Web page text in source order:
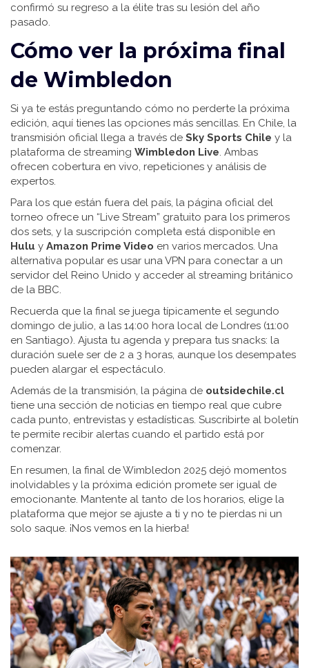
confirmó su regreso a la élite tras su lesión del año
pasado.
Cómo ver la próxima final
de Wimbledon
Si ya te estás preguntando cómo no perderte la próxima
edición, aquí tienes las opciones más sencillas. En Chile, la
transmisión oficial llega a través de Sky Sports Chile y la
plataforma de streaming Wimbledon Live. Ambas
ofrecen cobertura en vivo, repeticiones y análisis de
expertos.
Para los que están fuera del país, la página oficial del
torneo ofrece un “Live Stream” gratuito para los primeros
dos sets, y la suscripción completa está disponible en
Hulu y Amazon Prime Video en varios mercados. Una
alternativa popular es usar una VPN para conectar a un
servidor del Reino Unido y acceder al streaming británico
de la BBC.
Recuerda que la final se juega típicamente el segundo
domingo de julio, a las 14:00 hora local de Londres (11:00
en Santiago). Ajusta tu agenda y prepara tus snacks: la
duración suele ser de 2 a 3 horas, aunque los desempates
pueden alargar el espectáculo.
Además de la transmisión, la página de outsidechile.cl
tiene una sección de noticias en tiempo real que cubre
cada punto, entrevistas y estadísticas. Suscribirte al boletín
te permite recibir alertas cuando el partido está por
comenzar.
En resumen, la final de Wimbledon 2025 dejó momentos
inolvidables y la próxima edición promete ser igual de
emocionante. Mantente al tanto de los horarios, elige la
plataforma que mejor se ajuste a ti y no te pierdas ni un
solo saque. ¡Nos vemos en la hierba!